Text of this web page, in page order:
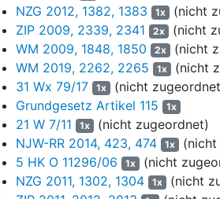
Planungen besonders herausfordernde
Stretch-Targets zugrunde gelegen
allem an dem im Vergleich zur Planung
in den Jahren 2016 und 2017. Die
Währungseffekte als Ursache des
der Budgetzahlen zum 30.6.2018, zumal
2016 und 2017 Bereinigungen zu einem
Umsatz und operativen Ergebnis in der
Erklärungsbedürftig sei namentlich der
von € 17,113 Mrd. im Jahr 2017 auf €
AG selbst von einem veräußerten
NZG 2012, 1382, 1383
1x (nicht
ZIP 2009, 2339, 2341
2x (nicht
WM 2009, 1848, 1850
2x (nicht
WM 2019, 2262, 2265
1x (nicht
31 Wx 79/17
1x (nicht
Grundgesetz Artikel 115
1x
21 W 7/11 1x (nicht zugeordnet)
NJW-RR 2014, 423, 474
1x (nicht
5 HK O 11296/06
1x (nicht
NZG 2011, 1302, 1304
1x (nicht